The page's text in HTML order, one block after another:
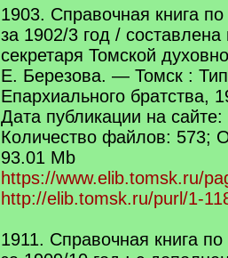
1903. Справочная книга
за 1902/3 год /
секретаря Томской
Е. Березова. — Томск :
Епархиального братства,
Дата публикации на
Количество файлов: 573;
93.01 Mb
https://www.elib.tomsk.ru/
http://elib.tomsk.ru/purl/1-
1911. Справочная книга